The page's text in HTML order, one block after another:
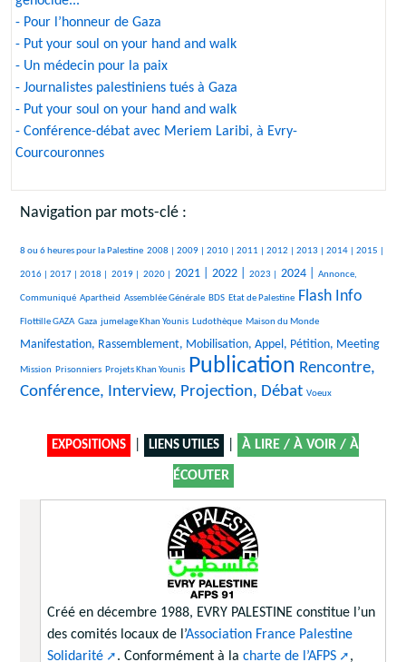
- Pour l’honneur de Gaza
- Put your soul on your hand and walk
- Un médecin pour la paix
- Journalistes palestiniens tués à Gaza
- Put your soul on your hand and walk
- Conférence-débat avec Meriem Laribi, à Evry-
Courcouronnes
Navigation par mots-clé :
401/2431
8 ou 6 heures pour la Palestine
212/2431 2008 |
156/2431 2009 |
287/2431 2010 |
301/2431 2011 |
371/2431 2012 |
98/2431 2013 |
414/2431 2014 |
105/2431 2015 |
391/2431
2016 |
515/2431
2017 |
143/2431 2018 |
103/2431 2019 |
75/2431 2020 |
849/2431 2021 |
920/2431 2022 |
374/2431 2023 |
850/2431 2024 |
493/2431 Annonce,
Communiqué
28/2431 Apartheid
30/2431 Assemblée Générale
211/2431 BDS
49/2431 Etat de Palestine
1358/2431 Flash Info
36/2431
Flottille GAZA
314/2431 Gaza
193/2431 jumelage Khan Younis
259/2431 Ludothèque
10/2431 Maison du Monde
938/2431
Manifestation, Rassemblement, Mobilisation, Appel, Pétition, Meeting
10/2431
Mission
26/2431Prisonniers
127/2431 Projets Khan Younis
2431/2431 Publication
1565/2431
Rencontre,
Conférence, Interview, Projection, Débat
7/2431 Voeux
EXPOSITIONS LIENS UTILES À LIRE / À VOIR / À
ÉCOUTER
Créé en décembre 1988, EVRY PALESTINE constitue l’un
des comités locaux de l’Association France Palestine
Solidarité
. Conformément à la charte de l’AFPS ,